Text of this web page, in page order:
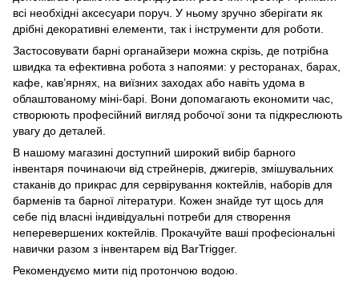
всі необхідні аксесуари поруч. У ньому зручно зберігати як
дрібні декоративні елементи, так і інструменти для роботи.
Застосовувати барні органайзери можна скрізь, де потрібна
швидка та ефективна робота з напоями: у ресторанах, барах,
кафе, кав’ярнях, на виїзних заходах або навіть удома в
облаштованому міні-барі. Вони допомагають економити час,
створюють професійний вигляд робочої зони та підкреслюють
увагу до деталей.
В нашому магазині доступний широкий вибір барного
інвентаря починаючи від стрейнерів, джигерів, змішувальних
стаканів до прикрас для сервірування коктейлів, наборів для
барменів та барної літератури. Кожен знайде тут щось для
себе під власні індивідуальні потреби для створення
неперевершених коктейлів. Прокачуйте ваші професіональні
навички разом з інвентарем від BarTrigger.
Рекомендуємо мити під протончою водою.